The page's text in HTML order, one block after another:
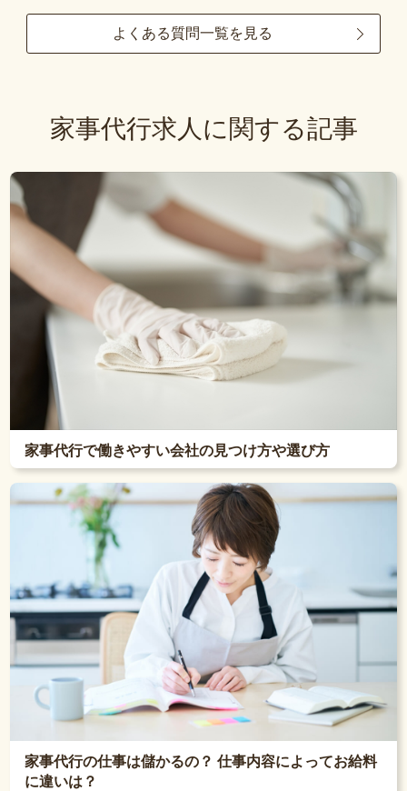
よくある質問一覧を見る
家事代行求人に関する記事
家事代行で働きやすい会社の見つけ方や選び方
家事代行の仕事は儲かるの？ 仕事内容によってお給料
に違いは？